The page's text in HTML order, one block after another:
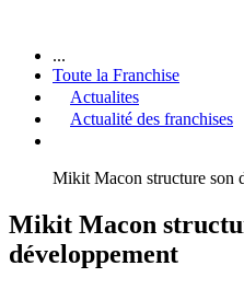
...
Toute la Franchise
Actualites
Actualité des franchises
Mikit Macon structure son
Mikit Macon
développement